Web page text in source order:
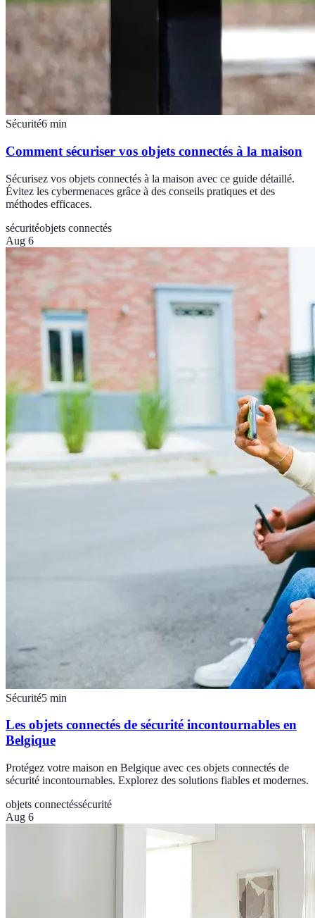
Sécurité6 min
Comment sécuriser vos objets connectés à la maison
Sécurisez vos objets connectés à la maison avec ce guide détaillé.
Évitez les cybermenaces grâce à des conseils pratiques et des
méthodes efficaces.
sécuritéobjets connectés
Aug 6
Sécurité5 min
Les objets connectés de sécurité incontournables en
Belgique
Protégez votre maison en Belgique avec ces objets connectés de
sécurité incontournables. Explorez des solutions fiables et modernes.
objets connectéssécurité
Aug 6